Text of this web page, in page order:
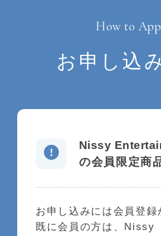
How to
お申し込
Nissy
の会員限定商
お申し込みには会員登録
既に会員の方は、Nissy